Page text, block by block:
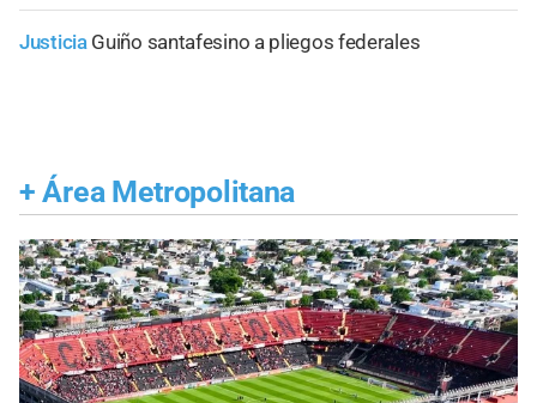
Justicia Guiño santafesino a pliegos federales
+ Área Metropolitana